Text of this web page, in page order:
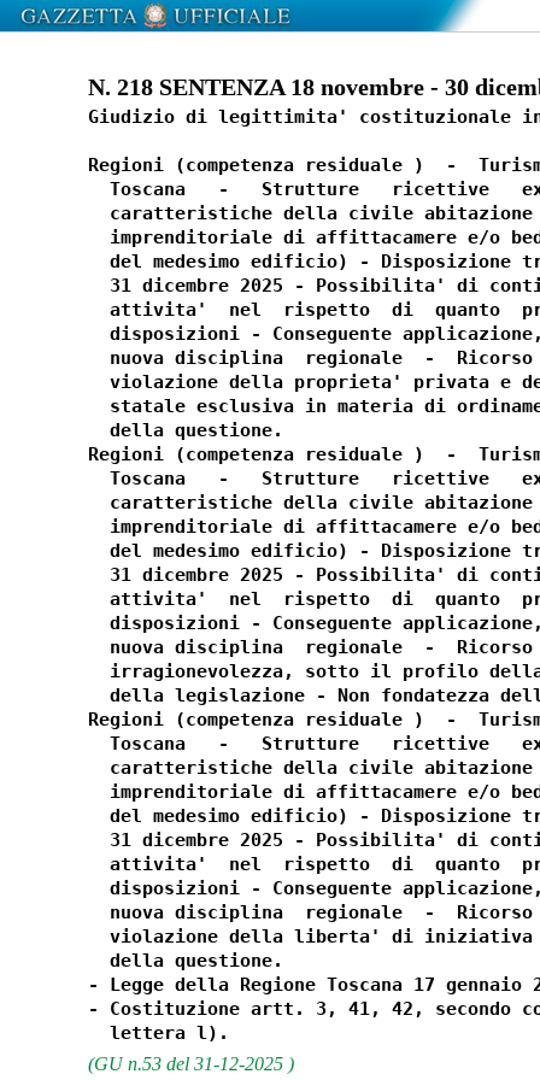
N. 218 SENTENZA 18 novembre - 30
Giudizio di legittimita' costituzionale
Regioni (competenza residuale )  -
Toscana   -   Strutture   ricettive
caratteristiche della civile
imprenditoriale di affittacamere e/o
del medesimo edificio) - Disposizione
31 dicembre 2025 - Possibilita' di
attivita'  nel  rispetto  di  quanto
disposizioni - Conseguente
nuova disciplina  regionale  -
violazione della proprieta' privata e
statale esclusiva in materia di
  della questione.
Regioni (competenza residuale )  -
Toscana   -   Strutture   ricettive
caratteristiche della civile
imprenditoriale di affittacamere e/o
del medesimo edificio) - Disposizione
31 dicembre 2025 - Possibilita' di
attivita'  nel  rispetto  di  quanto
disposizioni - Conseguente
nuova disciplina  regionale  -
irragionevolezza, sotto il profilo
della legislazione - Non fondatezza
Regioni (competenza residuale )  -
Toscana   -   Strutture   ricettive
caratteristiche della civile
imprenditoriale di affittacamere e/o
del medesimo edificio) - Disposizione
31 dicembre 2025 - Possibilita' di
attivita'  nel  rispetto  di  quanto
disposizioni - Conseguente
nuova disciplina  regionale  -
violazione della liberta' di
  della questione.
- Legge della Regione Toscana 17
- Costituzione artt. 3, 41, 42, secondo
(GU n.53 del 31-12-2025 )